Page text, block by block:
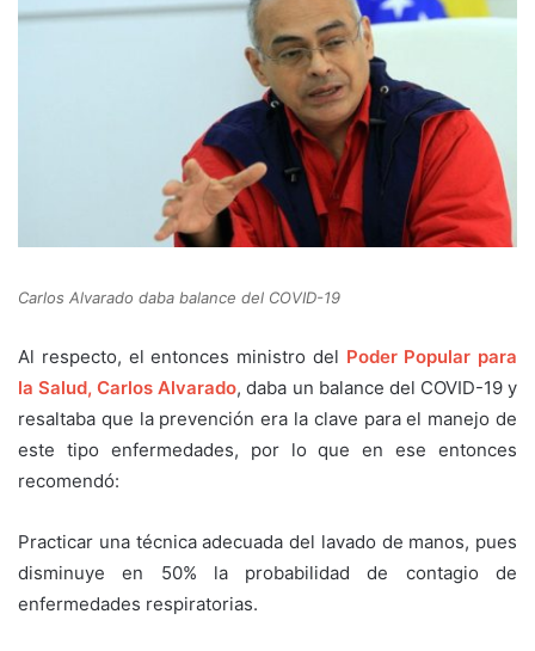
Carlos Alvarado daba balance del COVID-19
Al respecto, el entonces ministro del Poder Popular para
la Salud, Carlos Alvarado, daba un balance del COVID-19 y
resaltaba que la prevención era la clave para el manejo de
este tipo enfermedades, por lo que en ese entonces
recomendó:
Practicar una técnica adecuada del lavado de manos, pues
disminuye en 50% la probabilidad de contagio de
enfermedades respiratorias.